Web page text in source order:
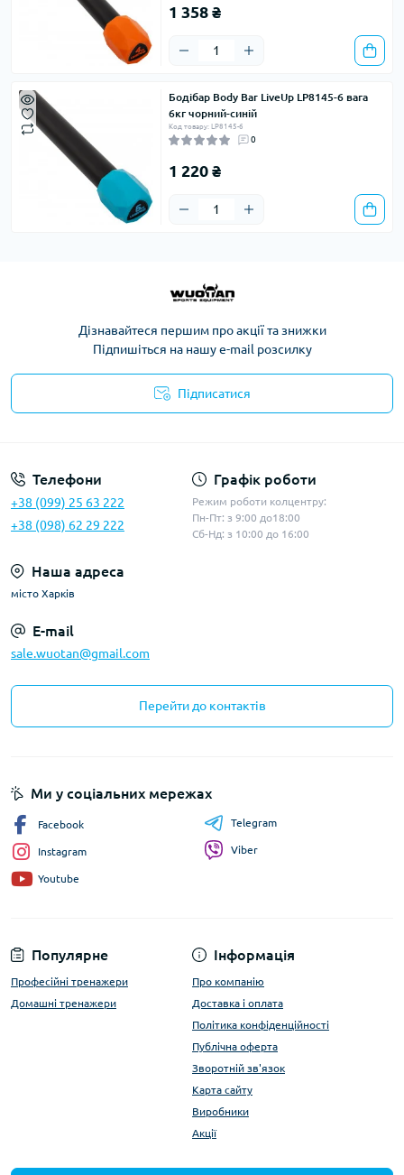
1 358 ₴
Бодібар Body Bar LiveUp LP8145-6 вага
6кг чорний-синій
Код товару: LP8145-6
0
1 220 ₴
Дізнавайтеся першим про акції та знижки
Підпишіться на нашу e-mail розсилку
Підписатися
Телефони
+38 (099) 25 63 222
+38 (098) 62 29 222
Графік роботи
Режим роботи колцентру:
Пн-Пт: з 9:00 до18:00
Сб-Нд: з 10:00 до 16:00
Наша адреса
місто Харків
E-mail
sale.wuotan@gmail.com
Перейти до контактів
Популярне
Професійні тренажери
Домашні тренажери
Інформація
Про компанію
Доставка і оплата
Політика конфіденційності
Публічна оферта
Зворотній зв'язок
Карта сайту
Виробники
Акції
Ми у соціальних мережах
Facebook
Instagram
Youtube
Telegram
Viber